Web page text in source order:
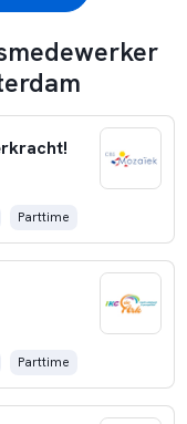
Parttime
Parttime